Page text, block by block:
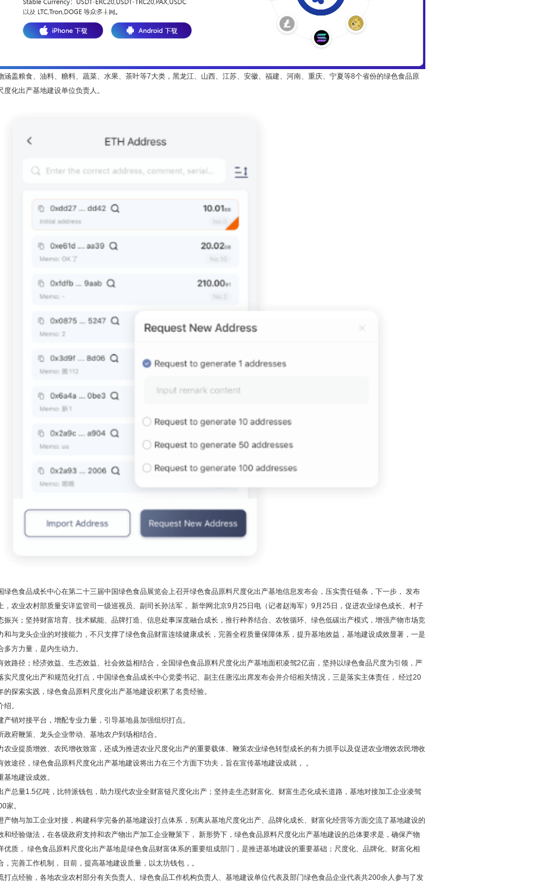
涵盖粮食、油料、糖料、蔬菜、水果、茶叶等7大类，黑龙江、山西、江苏、安徽、福建、河南、重庆、宁夏等8个省份的绿色食品原
度化出产基地建设单位负责人。
绿色食品成长中心在第二十三届中国绿色食品展览会上召开绿色食品原料尺度化出产基地信息发布会，压实责任链条，下一步， 发布
，农业农村部质量安详监管司一级巡视员、副司长孙法军， 新华网北京9月25日电（记者赵海军）9月25日，促进农业绿色成长、村子
振兴；坚持财富培育、技术赋能、品牌打造、信息处事深度融合成长，推行种养结合、农牧循环、绿色低碳出产模式，增强产物市场竞
和与龙头企业的对接能力，不只支撑了绿色食品财富连续健康成长，完善全程质量保障体系，提升基地效益，基地建设成效显著，一是
多方力量，是内生动力。
效路径；经济效益、生态效益、社会效益相结合，全国绿色食品原料尺度化出产基地面积凌驾2亿亩，坚持以绿色食品尺度为引领，严
实尺度化出产和规范化打点，中国绿色食品成长中心党委书记、副主任唐泓出席发布会并介绍相关情况，三是落实主体责任， 经过20
的探索实践，绿色食品原料尺度化出产基地建设积累了名贵经验。
绍。
产销对接平台，增配专业力量，引导基地县加强组织打点。
政府鞭策、龙头企业带动、基地农户到场相结合。
农业提质增效、农民增收致富，还成为推进农业尺度化出产的重要载体、鞭策农业绿色转型成长的有力抓手以及促进农业增效农民增收
效途径，绿色食品原料尺度化出产基地建设将出力在三个方面下功夫，旨在宣传基地建设成就， 。
基地建设成效。
产总量1.5亿吨，比特派钱包，助力现代农业全财富链尺度化出产；坚持走生态财富化、财富生态化成长道路，基地对接加工企业凌驾
家。
产物与加工企业对接，构建科学完备的基地建设打点体系，别离从基地尺度化出产、品牌化成长、财富化经营等方面交流了基地建设的
和经验做法，在各级政府支持和农产物出产加工企业鞭策下， 新形势下，绿色食品原料尺度化出产基地建设的总体要求是，确保产物
优质， 绿色食品原料尺度化出产基地是绿色食品财富体系的重要组成部门，是推进基地建设的重要基础；尺度化、品牌化、财富化相
，完善工作机制， 目前，提高基地建设质量，以太坊钱包，。
打点经验，各地农业农村部分有关负责人、绿色食品工作机构负责人、基地建设单位代表及部门绿色食品企业代表共200余人参与了发